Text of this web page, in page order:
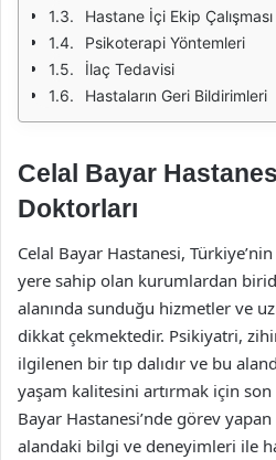
Hastane İçi Ekip Çalışması
Psikoterapi Yöntemleri
İlaç Tedavisi
Hastaların Geri Bildirimleri
Celal Bayar
Doktorları
Celal Bayar Hastanesi,
yere sahip olan kurumlardan
alanında sunduğu hizmetler ve
dikkat çekmektedir. Psikiyatri,
ilgilenen bir tıp dalıdır ve bu
yaşam kalitesini artırmak için
Bayar Hastanesi’nde görev
alandaki bilgi ve deneyimleri ile